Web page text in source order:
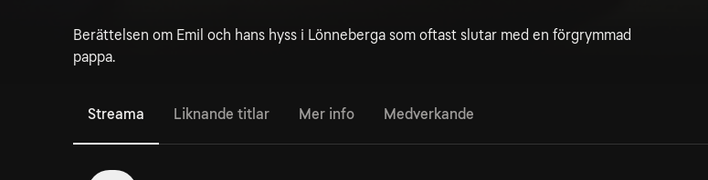
Berättelsen om Emil och hans hyss i Lönneberga som oftast slutar med en förgrymmad
pappa.
Streama Liknande titlar Mer info Medverkande